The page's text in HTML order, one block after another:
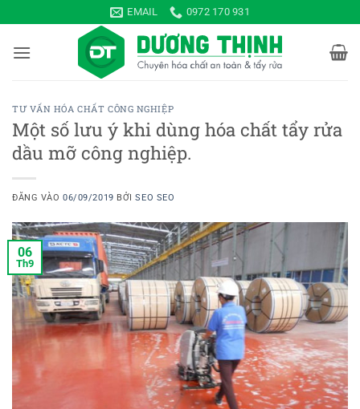
qua
nội
EMAIL 0972 170 931
TƯ VẤN HÓA CHẤT CÔNG NGHIỆP
Một số lưu ý khi dùng hóa chất tẩy rửa
dầu mỡ công nghiệp.
ĐĂNG VÀO06/09/2019 BỞISEO SEO
06
Th9